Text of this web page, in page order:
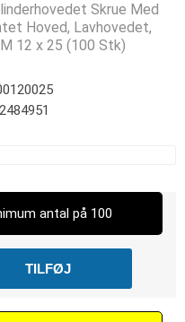
Skrue Med
Hoved, Lavhovedet,
12 x 25 (100 Stk)
antal på 100